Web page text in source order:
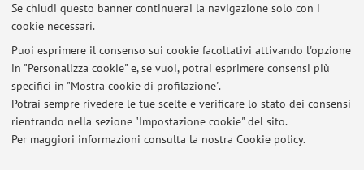
Se chiudi questo banner continuerai la navigazione solo con i
cookie necessari.
Puoi esprimere il consenso sui cookie facoltativi attivando l'opzione
in "Personalizza cookie" e, se vuoi, potrai esprimere consensi più
specifici in "Mostra cookie di profilazione".
Potrai sempre rivedere le tue scelte e verificare lo stato dei consensi
rientrando nella sezione "Impostazione cookie" del sito.
Per maggiori informazioni consulta la nostra Cookie policy.
OPPORTUNITY OF INTERNSHIP/THESIS AT THE OLEIFICIO TORCHIA
(TIRIOLO, CZ) AND IN THE TROPEA (VV) TERRITORY - FREE LODGING
Pubblicato il: 05 agosto 2026
OPPORTUNITY OF INTERNSHIP/THESIS AT THE FARM TENUTA
BONZARA (MONTE SAN PIETRO, BO) - FREE LODGING
Pubblicato il: 02 agosto 2026